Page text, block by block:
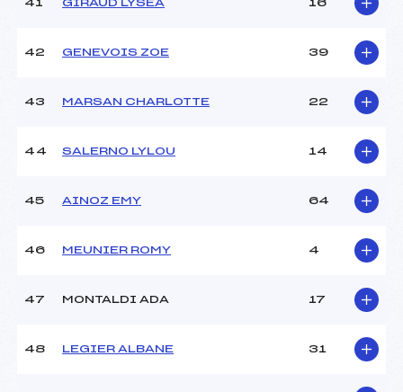
41 GIRAUD LYSEA 16
42 GENEVOIS ZOE 39
43 MARSAN CHARLOTTE 22
44 SALERNO LYLOU 14
45 AINOZ EMY 64
46 MEUNIER ROMY 4
47 MONTALDI ADA 17
48 LEGIER ALBANE 31